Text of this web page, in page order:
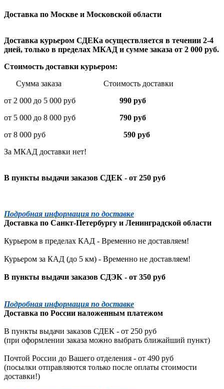
Доставка по Москве и Московской области
Доставка курьером СДЕКа осуществляется в течении 2-4
дней, только в пределах МКАД и сумме заказа от 2 000 руб.
Стоимость доставки курьером:
Сумма заказа Стоимость доставки
от 2 000 до 5 000 руб
990 руб
от 5 000 до 8 000 руб 790 руб
от 8 000 руб 590 руб
За МКАД доставки нет!
В пункты выдачи заказов СДЕК - от 250 руб
Подробная информация по доставке
Доставка по Санкт-Петербургу и Ленинградской области
Курьером в пределах КАД - Временно не доставляем!
Курьером за КАД (до 5 км) - Временно не доставляем!
В пункты выдачи заказов СДЭК - от 350 руб
Подробная информация по доставке
Доставка по России наложенным платежом
В пункты выдачи заказов СДЕК - от 250 руб
(при оформлении заказа можно выбрать ближайший пункт)
Почтой России до Вашего отделения - от 490 руб
(посылки отправляются только после оплаты стоимости
доставки!)